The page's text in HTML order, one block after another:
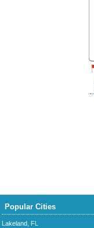
Popular Cities
Lakeland, FL